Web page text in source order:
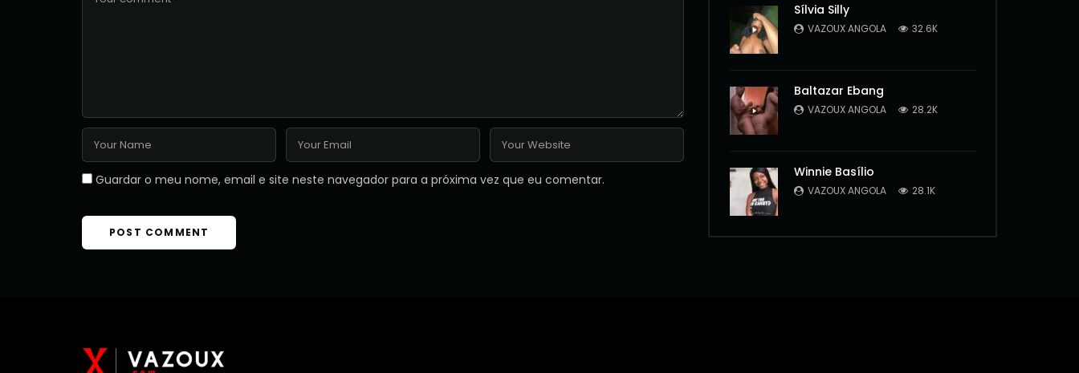
Guardar o meu nome, email e site neste navegador para a próxima vez que eu comentar.
Sílvia Silly
VAZOUX ANGOLA 32.6K
Baltazar Ebang
VAZOUX ANGOLA 28.2K
Winnie Basílio
VAZOUX ANGOLA 28.1K